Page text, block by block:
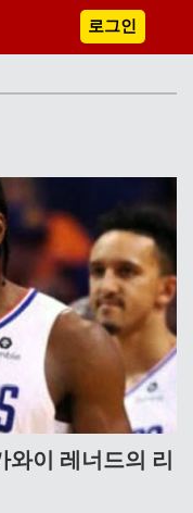
로그인
와이 레너드의 리